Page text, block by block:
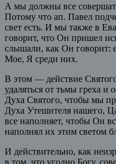
А мы должны все
Потому что ап. Павел
свет есть. И мы также в
говорит, что Он пришел
слышали, как Он говорит:
Мое, Я среди них.
В этом — действие
удаляться от тьмы греха и
Духа Святого, чтобы мы
Духа Утешителя нашего,
все наполняет, чтобы Он
наполнял их этим светом
И действительно, как
в том, что угодно Богу,